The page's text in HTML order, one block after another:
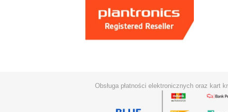
Obsługa płatności elektronicznych oraz kart